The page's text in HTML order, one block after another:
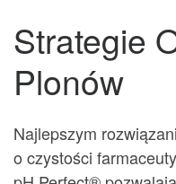
Strategie
Plonów
Najlepszym
o czystości